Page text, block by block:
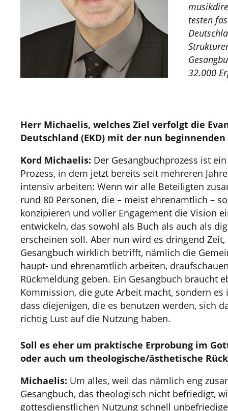
testen
32.000
Herr Michaelis, welches Ziel verfolgt die
Deutschland (EKD) mit der nun beginnenden
Kord Michaelis: Der Gesangbuchprozess ist
Prozess, in dem jetzt bereits seit mehreren
intensiv arbeiten: Wenn wir alle Beteiligten
rund 80 Personen, die – meist ehrenamtlich –
konzipieren und voller Engagement die Vision
entwickeln, das sowohl als Buch als auch als
erscheinen soll. Aber nun wird es dringend
Gesangbuch wirklich betrifft, nämlich die
haupt- und ehrenamtlich arbeiten,
Rückmeldung geben. Ein Gesangbuch braucht
Kommission, die gute Arbeit macht, sondern es
dass diejenigen, die es benutzen werden, sich
richtig Lust auf die Nutzung haben.
Soll es eher um praktische Erprobung im
oder auch um theologische/ästhetische
Michaelis: Um alles, weil das nämlich eng
Gesangbuch, das theologisch nicht befriedigt,
gottesdienstlichen Nutzung schnell